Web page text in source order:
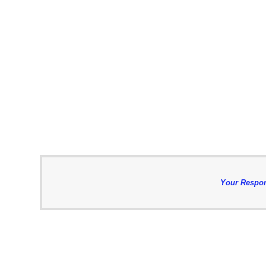
Your